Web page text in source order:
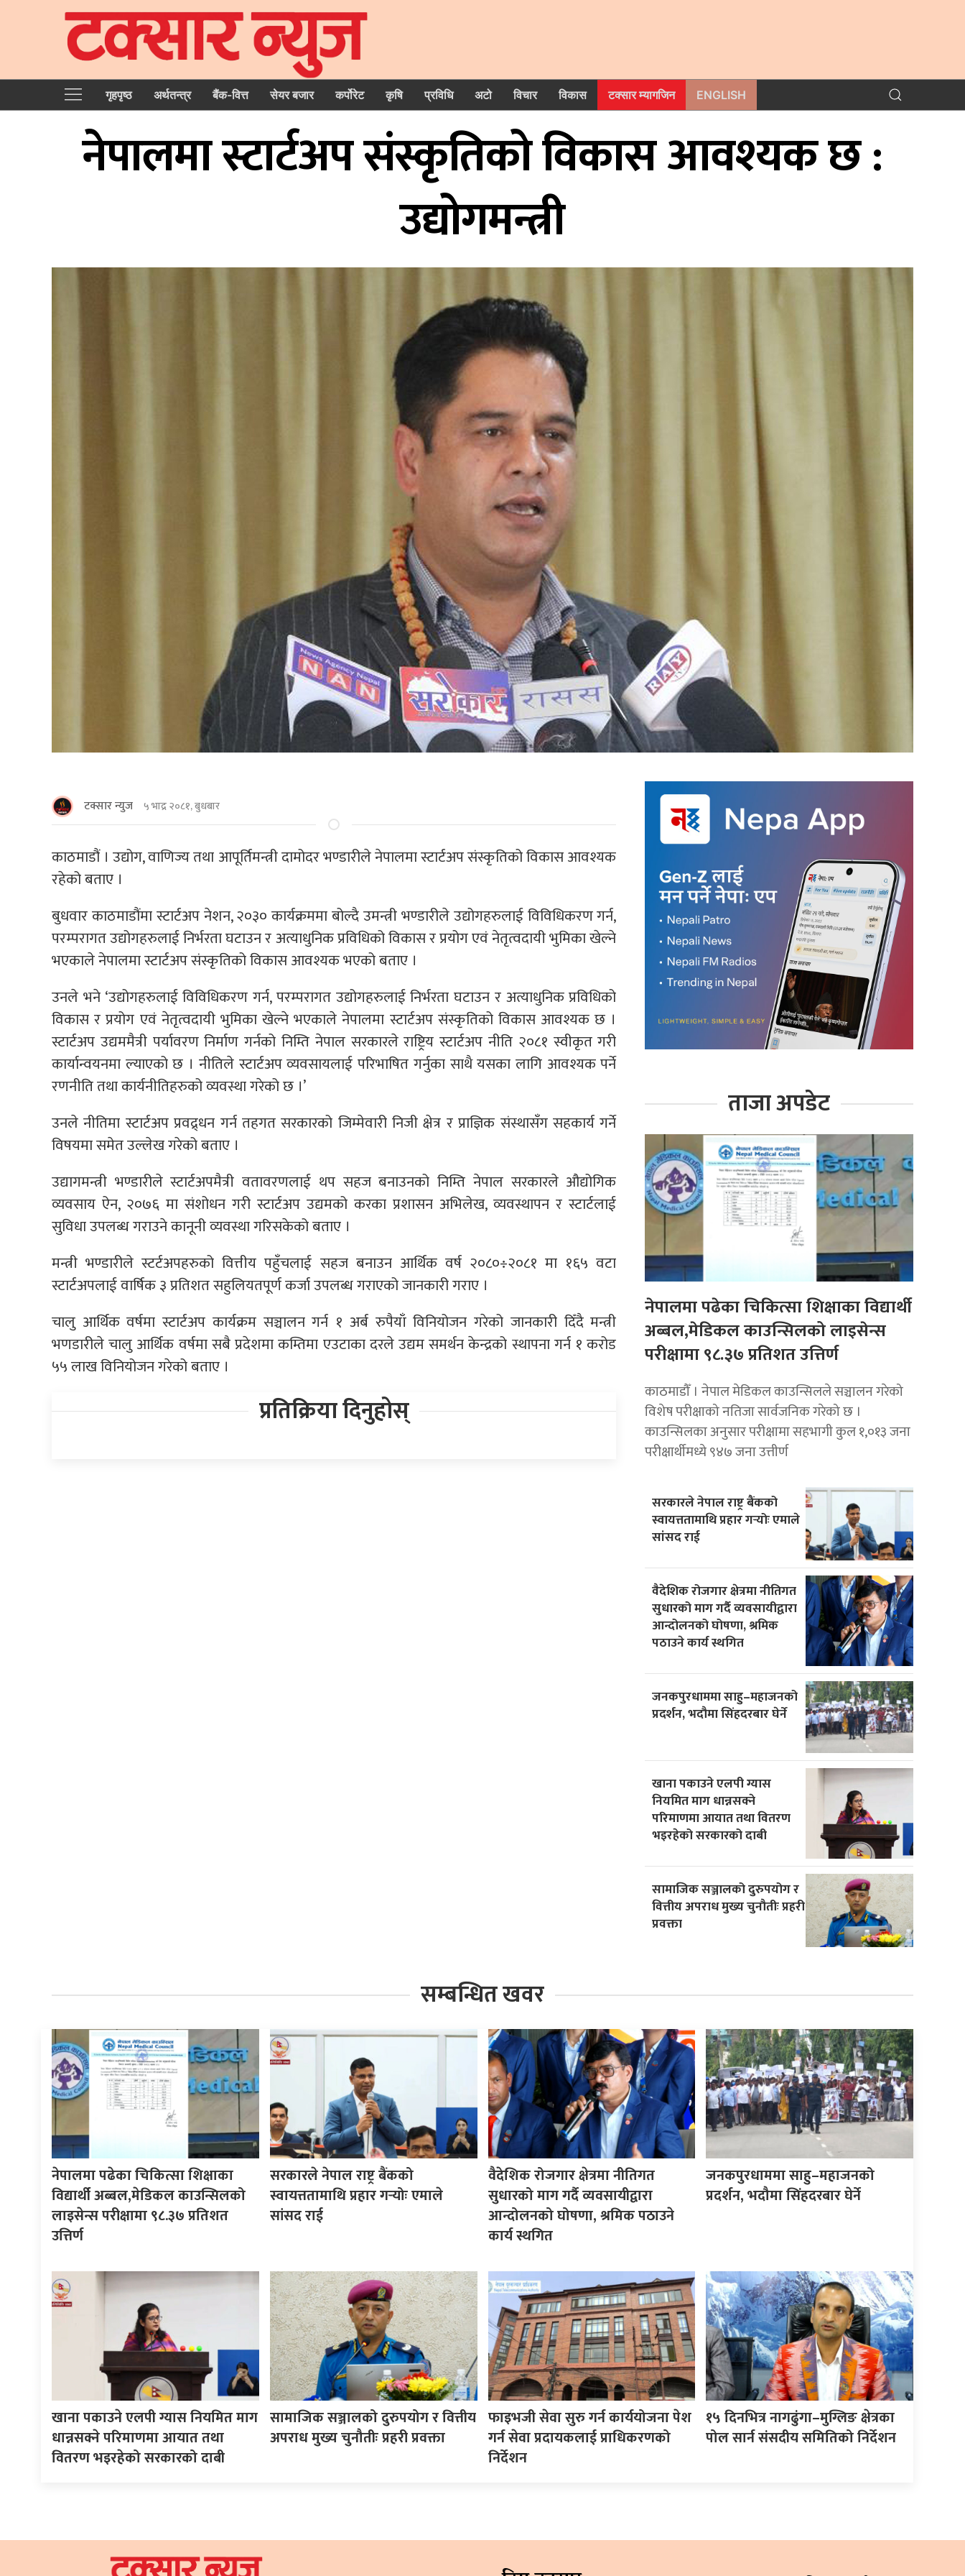
गृहपृष्‍ठ अर्थतन्त्र बैंक-वित्त सेयर बजार कर्पोरेट कृषि प्रविधि अटो विचार विकास टक्सार म्यागजिन ENGLISH
नेपालमा स्टार्टअप संस्कृतिको विकास आवश्यक छ :
उद्योगमन्त्री
टक्सार न्युज ५ भाद्र २०८१, बुधबार
काठमाडौं । उद्योग, वाणिज्य तथा आपूर्तिमन्त्री दामोदर भण्डारीले नेपालमा स्टार्टअप संस्कृतिको विकास आवश्यक
रहेको बताए ।
बुधवार काठमाडौंमा स्टार्टअप नेशन, २०३० कार्यक्रममा बोल्दै उमन्त्री भण्डारीले उद्योगहरुलाई विविधिकरण गर्न,
परम्परागत उद्योगहरुलाई निर्भरता घटाउन र अत्याधुनिक प्रविधिको विकास र प्रयोग एवं नेतृत्वदायी भुमिका खेल्ने
भएकाले नेपालमा स्टार्टअप संस्कृतिको विकास आवश्यक भएको बताए ।
उनले भने ‘उद्योगहरुलाई विविधिकरण गर्न, परम्परागत उद्योगहरुलाई निर्भरता घटाउन र अत्याधुनिक प्रविधिको
विकास र प्रयोग एवं नेतृत्वदायी भुमिका खेल्ने भएकाले नेपालमा स्टार्टअप संस्कृतिको विकास आवश्यक छ ।
स्टार्टअप उद्यममैत्री पर्यावरण निर्माण गर्नको निम्ति नेपाल सरकारले राष्ट्रिय स्टार्टअप नीति २०८१ स्वीकृत गरी
कार्यान्वयनमा ल्याएको छ । नीतिले स्टार्टअप व्यवसायलाई परिभाषित गर्नुका साथै यसका लागि आवश्यक पर्ने
रणनीति तथा कार्यनीतिहरुको व्यवस्था गरेको छ ।’
उनले नीतिमा स्टार्टअप प्रवद्र्धन गर्न तहगत सरकारको जिम्मेवारी निजी क्षेत्र र प्राज्ञिक संस्थासँग सहकार्य गर्ने
विषयमा समेत उल्लेख गरेको बताए ।
उद्यागमन्त्री भण्डारीले स्टार्टअपमैत्री वतावरणलाई थप सहज बनाउनको निम्ति नेपाल सरकारले औद्योगिक
व्यवसाय ऐन, २०७६ मा संशोधन गरी स्टार्टअप उद्यमको करका प्रशासन अभिलेख, व्यवस्थापन र स्टार्टलाई
सुविधा उपलब्ध गराउने कानूनी व्यवस्था गरिसकेको बताए ।
मन्त्री भण्डारीले स्टर्टअपहरुको वित्तीय पहुँचलाई सहज बनाउन आर्थिक वर्ष २०८०÷२०८१ मा १६५ वटा
स्टार्टअपलाई वार्षिक ३ प्रतिशत सहुलियतपूर्ण कर्जा उपलब्ध गराएको जानकारी गराए ।
चालु आर्थिक वर्षमा स्टार्टअप कार्यक्रम सञ्चालन गर्न १ अर्ब रुपैयाँ विनियोजन गरेको जानकारी दिँदै मन्त्री
भणडारीले चालु आर्थिक वर्षमा सबै प्रदेशमा कम्तिमा एउटाका दरले उद्यम समर्थन केन्द्रको स्थापना गर्न १ करोड
५५ लाख विनियोजन गरेको बताए ।
प्रतिक्रिया दिनुहोस्
ताजा अपडेट
नेपालमा पढेका चिकित्सा शिक्षाका विद्यार्थी
अब्बल,मेडिकल काउन्सिलको लाइसेन्स
परीक्षामा ९८.३७ प्रतिशत उत्तिर्ण
काठमाडौँ । नेपाल मेडिकल काउन्सिलले सञ्चालन गरेको
विशेष परीक्षाको नतिजा सार्वजनिक गरेको छ ।
काउन्सिलका अनुसार परीक्षामा सहभागी कुल १,०१३ जना
परीक्षार्थीमध्ये ९४७ जना उत्तीर्ण
सरकारले नेपाल राष्ट्र बैंकको
स्वायत्ततामाथि प्रहार गर्‍योः एमाले
सांसद राई
वैदेशिक रोजगार क्षेत्रमा नीतिगत
सुधारको माग गर्दै व्यवसायीद्वारा
आन्दोलनको घोषणा, श्रमिक
पठाउने कार्य स्थगित
जनकपुरधाममा साहु–महाजनको
प्रदर्शन, भदौमा सिंहदरबार घेर्ने
खाना पकाउने एलपी ग्यास
नियमित माग धान्नसक्ने
परिमाणमा आयात तथा वितरण
भइरहेको सरकारको दाबी
सामाजिक सञ्जालको दुरुपयोग र
वित्तीय अपराध मुख्य चुनौतीः प्रहरी
प्रवक्ता
सम्बन्धित खवर
नेपालमा पढेका चिकित्सा शिक्षाका
विद्यार्थी अब्बल,मेडिकल काउन्सिलको
लाइसेन्स परीक्षामा ९८.३७ प्रतिशत
उत्तिर्ण
सरकारले नेपाल राष्ट्र बैंकको
स्वायत्ततामाथि प्रहार गर्‍योः एमाले
सांसद राई
वैदेशिक रोजगार क्षेत्रमा नीतिगत
सुधारको माग गर्दै व्यवसायीद्वारा
आन्दोलनको घोषणा, श्रमिक पठाउने
कार्य स्थगित
जनकपुरधाममा साहु–महाजनको
प्रदर्शन, भदौमा सिंहदरबार घेर्ने
खाना पकाउने एलपी ग्यास नियमित माग
धान्नसक्ने परिमाणमा आयात तथा
वितरण भइरहेको सरकारको दाबी
सामाजिक सञ्जालको दुरुपयोग र वित्तीय
अपराध मुख्य चुनौतीः प्रहरी प्रवक्ता
फाइभजी सेवा सुरु गर्न कार्ययोजना पेश
गर्न सेवा प्रदायकलाई प्राधिकरणको
निर्देशन
१५ दिनभित्र नागढुंगा–मुग्लिङ क्षेत्रका
पोल सार्न संसदीय समितिको निर्देशन